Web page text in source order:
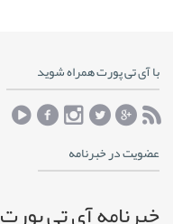
با آی تی پورت همراه شوید
عضویت در خبرنامه
خبرنامه آی تی پورت